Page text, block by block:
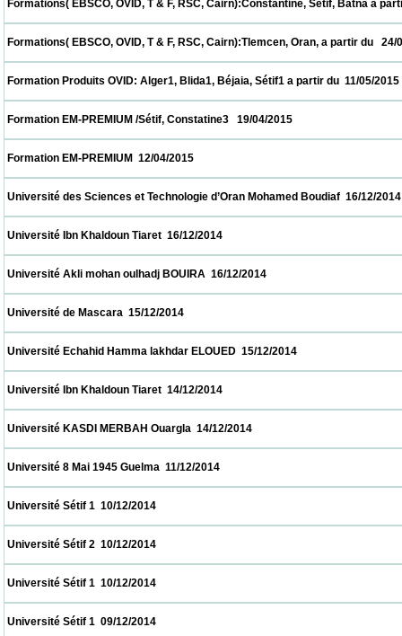
Formations( EBSCO, OVID, T & F, RSC, Cairn):Constantine, Setif,
Formations( EBSCO, OVID, T & F, RSC, Cairn):Tlemcen, Oran, a
Formation Produits OVID: Alger1, Blida1, Béjaia, Sétif1 a partir
Formation EM-PREMIUM /Sétif, Constatine3   19/04/2015
Formation EM-PREMIUM  12/04/2015
Université des Sciences et Technologie d’Oran Mohamed
Université Ibn Khaldoun Tiaret  16/12/2014
Université Akli mohan oulhadj BOUIRA  16/12/2014
Université de Mascara  15/12/2014
Université Echahid Hamma lakhdar ELOUED  15/12/2014
Université Ibn Khaldoun Tiaret  14/12/2014
Université KASDI MERBAH Ouargla  14/12/2014
Université 8 Mai 1945 Guelma  11/12/2014
Université Sétif 1  10/12/2014
Université Sétif 2  10/12/2014
Université Sétif 1  10/12/2014
Université Sétif 1  09/12/2014